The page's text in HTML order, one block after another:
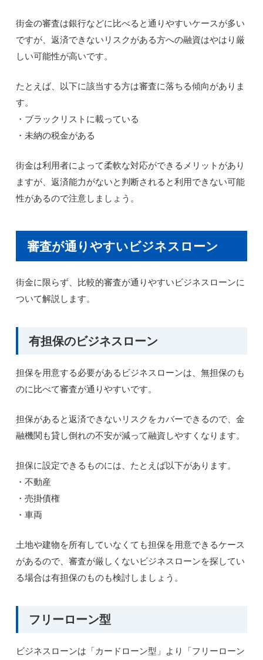
街金の審査は銀行などに比べると通りやすいケースが多い
ですが、返済できないリスクがある方への融資はやはり厳
しい可能性が高いです。
たとえば、以下に該当する方は審査に落ちる傾向がありま
す。
・ブラックリストに載っている
・未納の税金がある
街金は利用者によって柔軟な対応ができるメリットがあり
ますが、返済能力がないと判断されると利用できない可能
性があるので注意しましょう。
審査が通りやすいビジネスローン
街金に限らず、比較的審査が通りやすいビジネスローンに
ついて解説します。
有担保のビジネスローン
担保を用意する必要があるビジネスローンは、無担保のも
のに比べて審査が通りやすいです。
担保があると返済できないリスクをカバーできるので、金
融機関も貸し倒れの不安が減って融資しやすくなります。
担保に設定できるものには、たとえば以下があります。
・不動産
・売掛債権
・車両
土地や建物を所有していなくても担保を用意できるケース
があるので、審査が厳しくないビジネスローンを探してい
る場合は有担保のものも検討しましょう。
フリーローン型
ビジネスローンは「カードローン型」より「フリーローン